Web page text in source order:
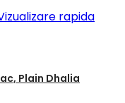
rapida
Plain Dhalia